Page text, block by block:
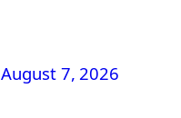
August 7, 2026